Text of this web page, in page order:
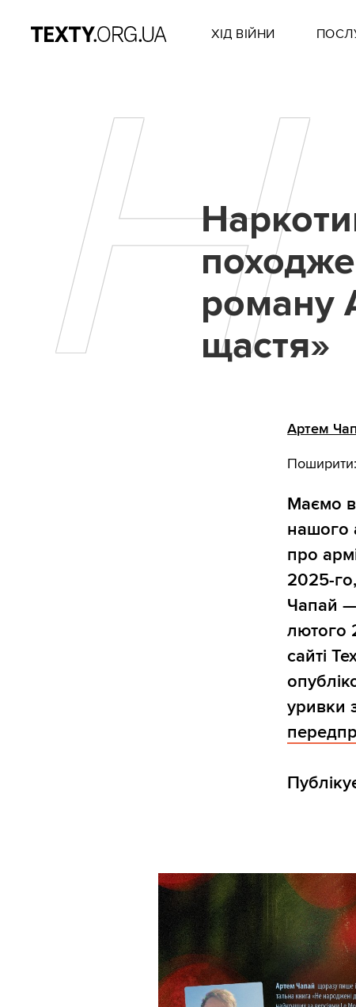
ХІД ВІЙНИ
Н
роману
щастя»
Артем
Поширити:
Маємо
нашого
про
2025-
Чапай
лютого
сайті
уривки